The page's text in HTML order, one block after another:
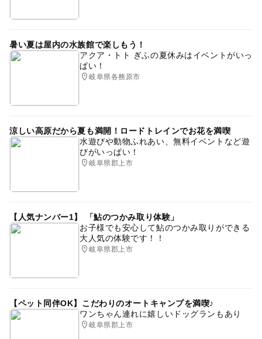
暑い夏は屋内の水族館で楽しもう！
アクア・トト ぎふの夏休みはイベントがいっ
ぱい！
岐阜県各務原市
涼しい高原だから夏も満開！ロードトレインでお花を満喫
水遊びや動物ふれあい、無料イベントなど遊
びがいっぱい！
岐阜県郡上市
【人気ナンバー1】 「鮎のつかみ取り体験」
お子様でも安心して鮎のつかみ取りができる
大人気の体験です！！
岐阜県郡上市
【ペット同伴OK】こだわりのオートキャンプを満喫♪
ワンちゃん連れに嬉しいドッグランもあり
岐阜県郡上市